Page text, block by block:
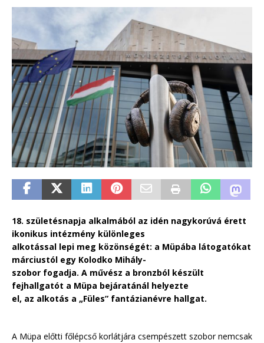
18. születésnapja alkalmából az idén nagykorúvá érett
ikonikus intézmény különleges
alkotással lepi meg közönségét: a Müpába látogatókat
márciustól egy Kolodko Mihály-
szobor fogadja. A művész a bronzból készült
fejhallgatót a Müpa bejáratánál helyezte
el, az alkotás a „Füles” fantázianévre hallgat.
A Müpa előtti főlépcső korlátjára csempészett szobor nemcsak